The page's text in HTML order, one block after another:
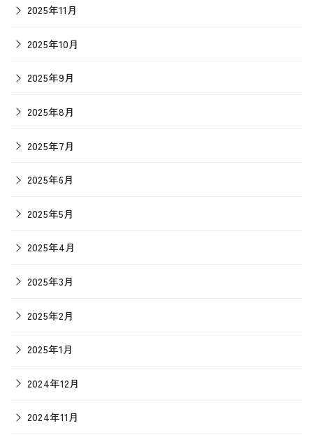
2025年11月
2025年10月
2025年9月
2025年8月
2025年7月
2025年6月
2025年5月
2025年4月
2025年3月
2025年2月
2025年1月
2024年12月
2024年11月